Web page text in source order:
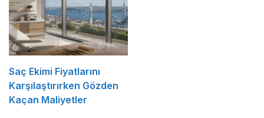
Saç Ekimi Fiyatlarını
Karşılaştırırken Gözden
Kaçan Maliyetler